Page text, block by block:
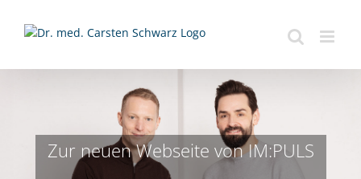
Inhalt
Zur neuen Webseite von IM:PULS